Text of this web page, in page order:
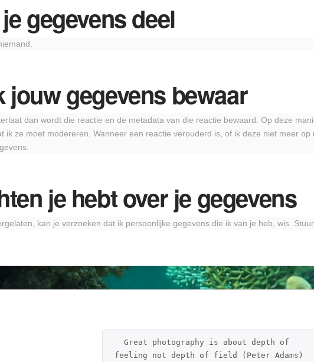
gegevens deel
jouw gegevens bewaar
dan wordt die reactie en de metadata van die reactie bewaard. Op deze
ik ze moet modereren. Wanneer een reactie verouderd is, of ik deze niet meer
je hebt over je gegevens
kan je verzoeken dat ik persoonlijke gegevens die ik van je heb, wis.
Great photography is about depth of
feeling not depth of field (Peter Adams)